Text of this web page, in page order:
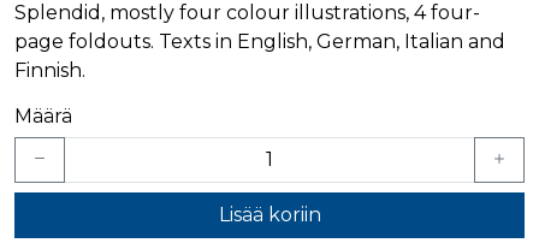
Splendid, mostly four colour illustrations, 4 four-
page foldouts. Texts in English, German, Italian and
Finnish.
Määrä
Lisää koriin